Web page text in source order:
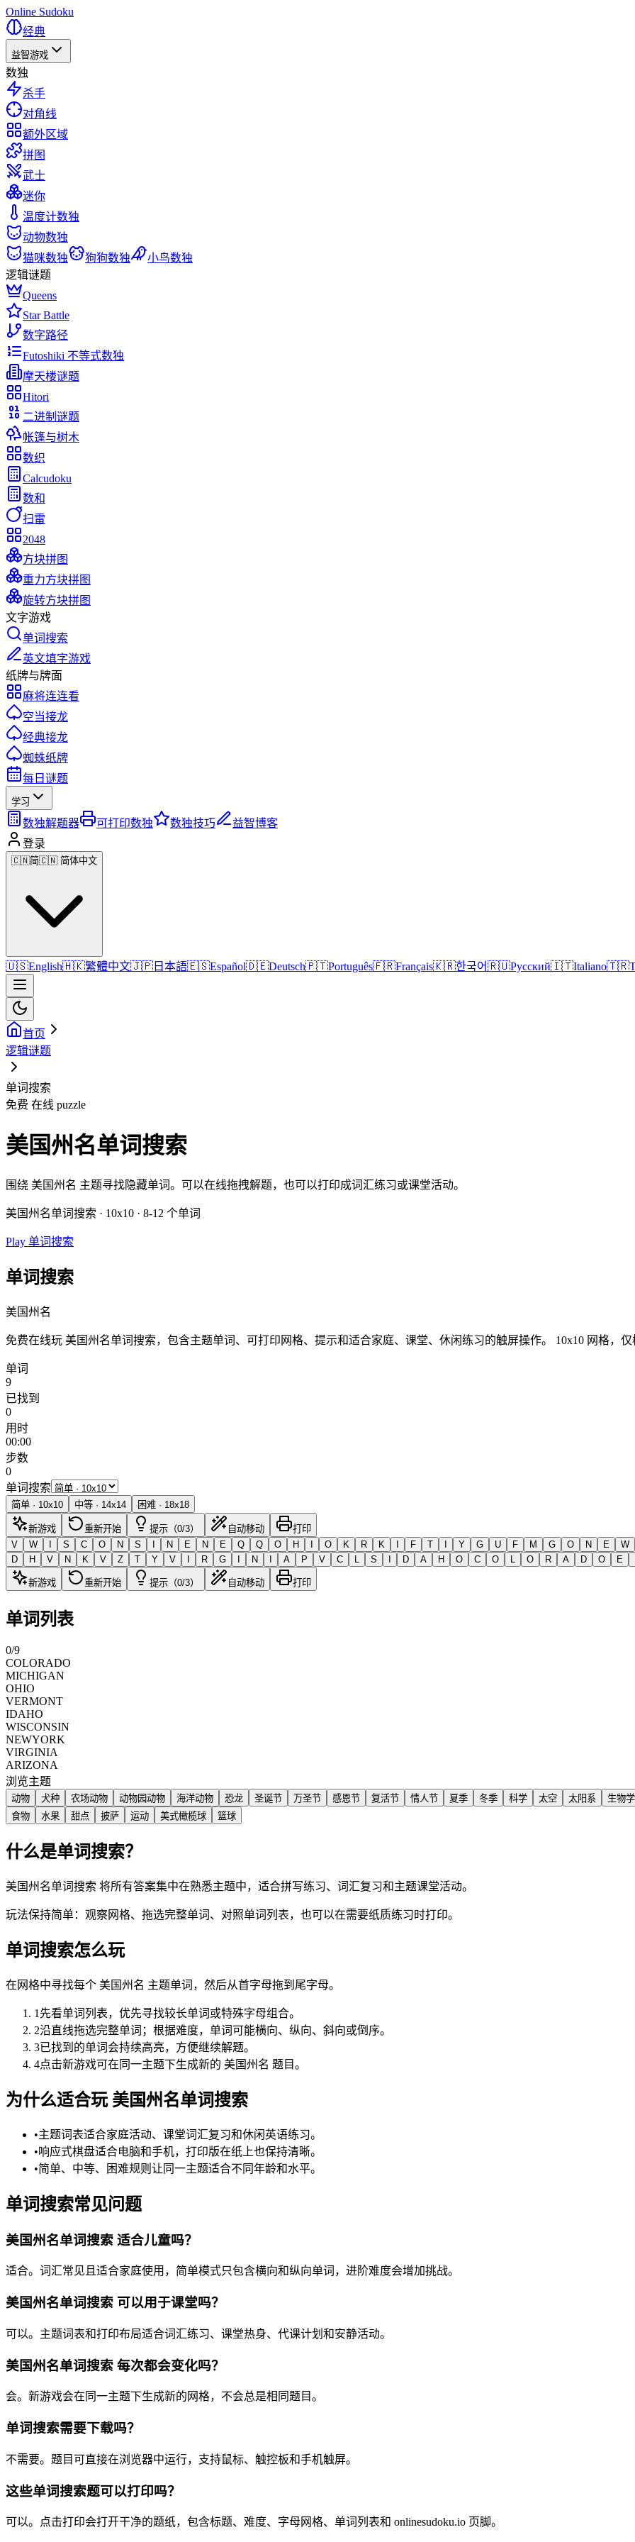
Online Sudoku
经典
益智游戏
数独
杀手
对角线
额外区域
拼图
武士
迷你
温度计数独
动物数独
猫咪数独
狗狗数独
小鸟数独
逻辑谜题
Queens
Star Battle
数字路径
Futoshiki 不等式数独
摩天楼谜题
Hitori
二进制谜题
帐篷与树木
数织
Calcudoku
数和
扫雷
2048
方块拼图
重力方块拼图
旋转方块拼图
文字游戏
单词搜索
英文填字游戏
纸牌与牌面
麻将连连看
空当接龙
经典接龙
蜘蛛纸牌
每日谜题
学习
数独解题器 可打印数独 数独技巧
益智博客
登录
🇨🇳简🇨🇳 简体中文
🇺🇸English🇭🇰繁體中文🇯🇵 日本語🇪🇸Español🇩🇪Deutsch🇵🇹Português🇫🇷Français🇰🇷한국어🇷🇺Русский🇮🇹Italiano🇹🇷
首页
逻辑谜题
单词搜索
免费 在线 puzzle
美国州名单词搜索
围绕 美国州名 主题寻找隐藏单词。可以在线拖拽解题，也可以打印成词汇练习或课堂活动。
美国州名单词搜索 · 10x10 · 8-12 个单词
Play 单词搜索
单词搜索
美国州名
免费在线玩 美国州名单词搜索，包含主题单词、可打印网格、提示和适合家庭、课堂、休闲练习的触屏操作。 10x10 网格，仅
单词
9
已找到
0
用时
00:00
步数
0
单词搜索
简单 · 10x10 中等 · 14x14 困难 · 18x18
新游戏 重新开始 提示（0/3） 自动移动
打印
V
W I S C O N S I N E N E Q Q O H I O K R K I F T I Y G U F M G O N E W
D
H V N K V Z T Y V I R G I N I A P V C L S I D A H O C O L O R A D O E
新游戏 重新开始 提示（0/3） 自动移动 打印
单词列表
0/9
COLORADO
MICHIGAN
OHIO
VERMONT
IDAHO
WISCONSIN
NEWYORK
VIRGINIA
ARIZONA
浏览主题
动物 犬种 农场动物 动物园动物 海洋动物 恐龙 圣诞节 万圣节 感恩节 复活节 情人节 夏季 冬季 科学 太空 太阳系 生物学
食物
水果 甜点 披萨 运动 美式橄榄球 篮球
什么是单词搜索？
美国州名单词搜索 将所有答案集中在熟悉主题中，适合拼写练习、词汇复习和主题课堂活动。
玩法保持简单：观察网格、拖选完整单词、对照单词列表，也可以在需要纸质练习时打印。
单词搜索怎么玩
在网格中寻找每个 美国州名 主题单词，然后从首字母拖到尾字母。
1 先看单词列表，优先寻找较长单词或特殊字母组合。
2沿直线拖选完整单词；根据难度，单词可能横向、纵向、斜向或倒序。
3已找到的单词会持续高亮，方便继续解题。
4点击新游戏可在同一主题下生成新的 美国州名 题目。
为什么适合玩 美国州名单词搜索
•主题词表适合家庭活动、课堂词汇复习和休闲英语练习。
•响应式棋盘适合电脑和手机，打印版在纸上也保持清晰。
•简单、中等、困难规则让同一主题适合不同年龄和水平。
单词搜索常见问题
美国州名单词搜索 适合儿童吗？
适合。词汇常见且适合家庭使用，简单模式只包含横向和纵向单词，进阶难度会增加挑战。
美国州名单词搜索 可以用于课堂吗？
可以。主题词表和打印布局适合词汇练习、课堂热身、代课计划和安静活动。
美国州名单词搜索 每次都会变化吗？
会。新游戏会在同一主题下生成新的网格，不会总是相同题目。
单词搜索需要下载吗？
不需要。题目可直接在浏览器中运行，支持鼠标、触控板和手机触屏。
这些单词搜索题可以打印吗？
可以。点击打印会打开干净的题纸，包含标题、难度、字母网格、单词列表和 onlinesudoku.io 页脚。